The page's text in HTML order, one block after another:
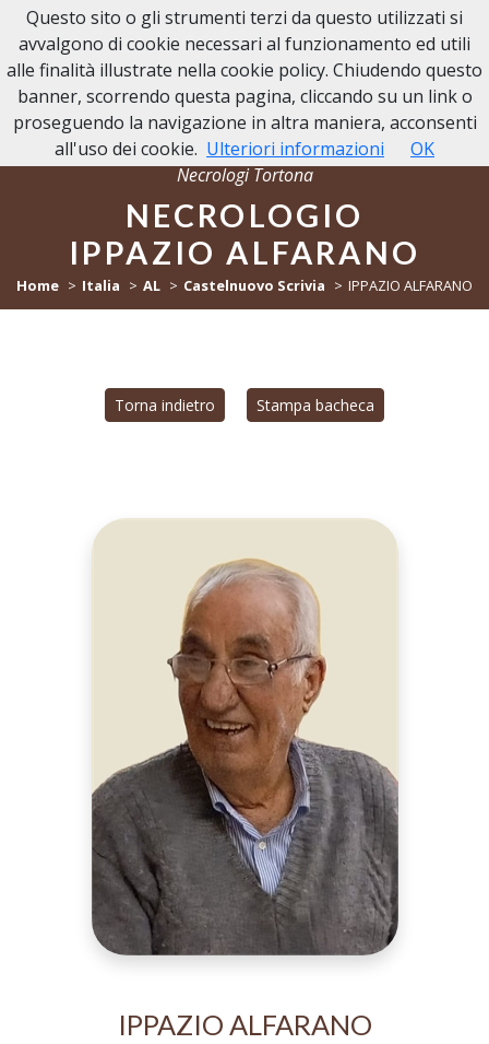
NECROLOGI TORTONA
Necrologi Tortona
NECROLOGIO
IPPAZIO ALFARANO
Home Italia AL Castelnuovo Scrivia IPPAZIO ALFARANO
Torna indietro Stampa bacheca
IPPAZIO ALFARANO
Questo sito o gli strumenti terzi da questo utilizzati si
avvalgono di cookie necessari al funzionamento ed utili
alle finalità illustrate nella cookie policy. Chiudendo questo
banner, scorrendo questa pagina, cliccando su un link o
proseguendo la navigazione in altra maniera, acconsenti
all'uso dei cookie. Ulteriori informazioni OK